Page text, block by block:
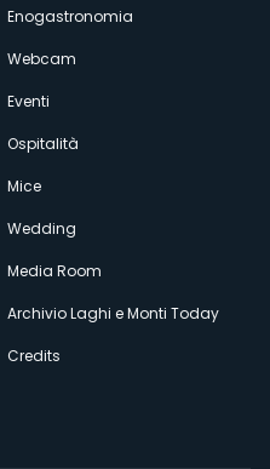
Enogastronomia
Webcam
Eventi
Ospitalità
Mice
Wedding
Media Room
Archivio Laghi e Monti Today
Credits